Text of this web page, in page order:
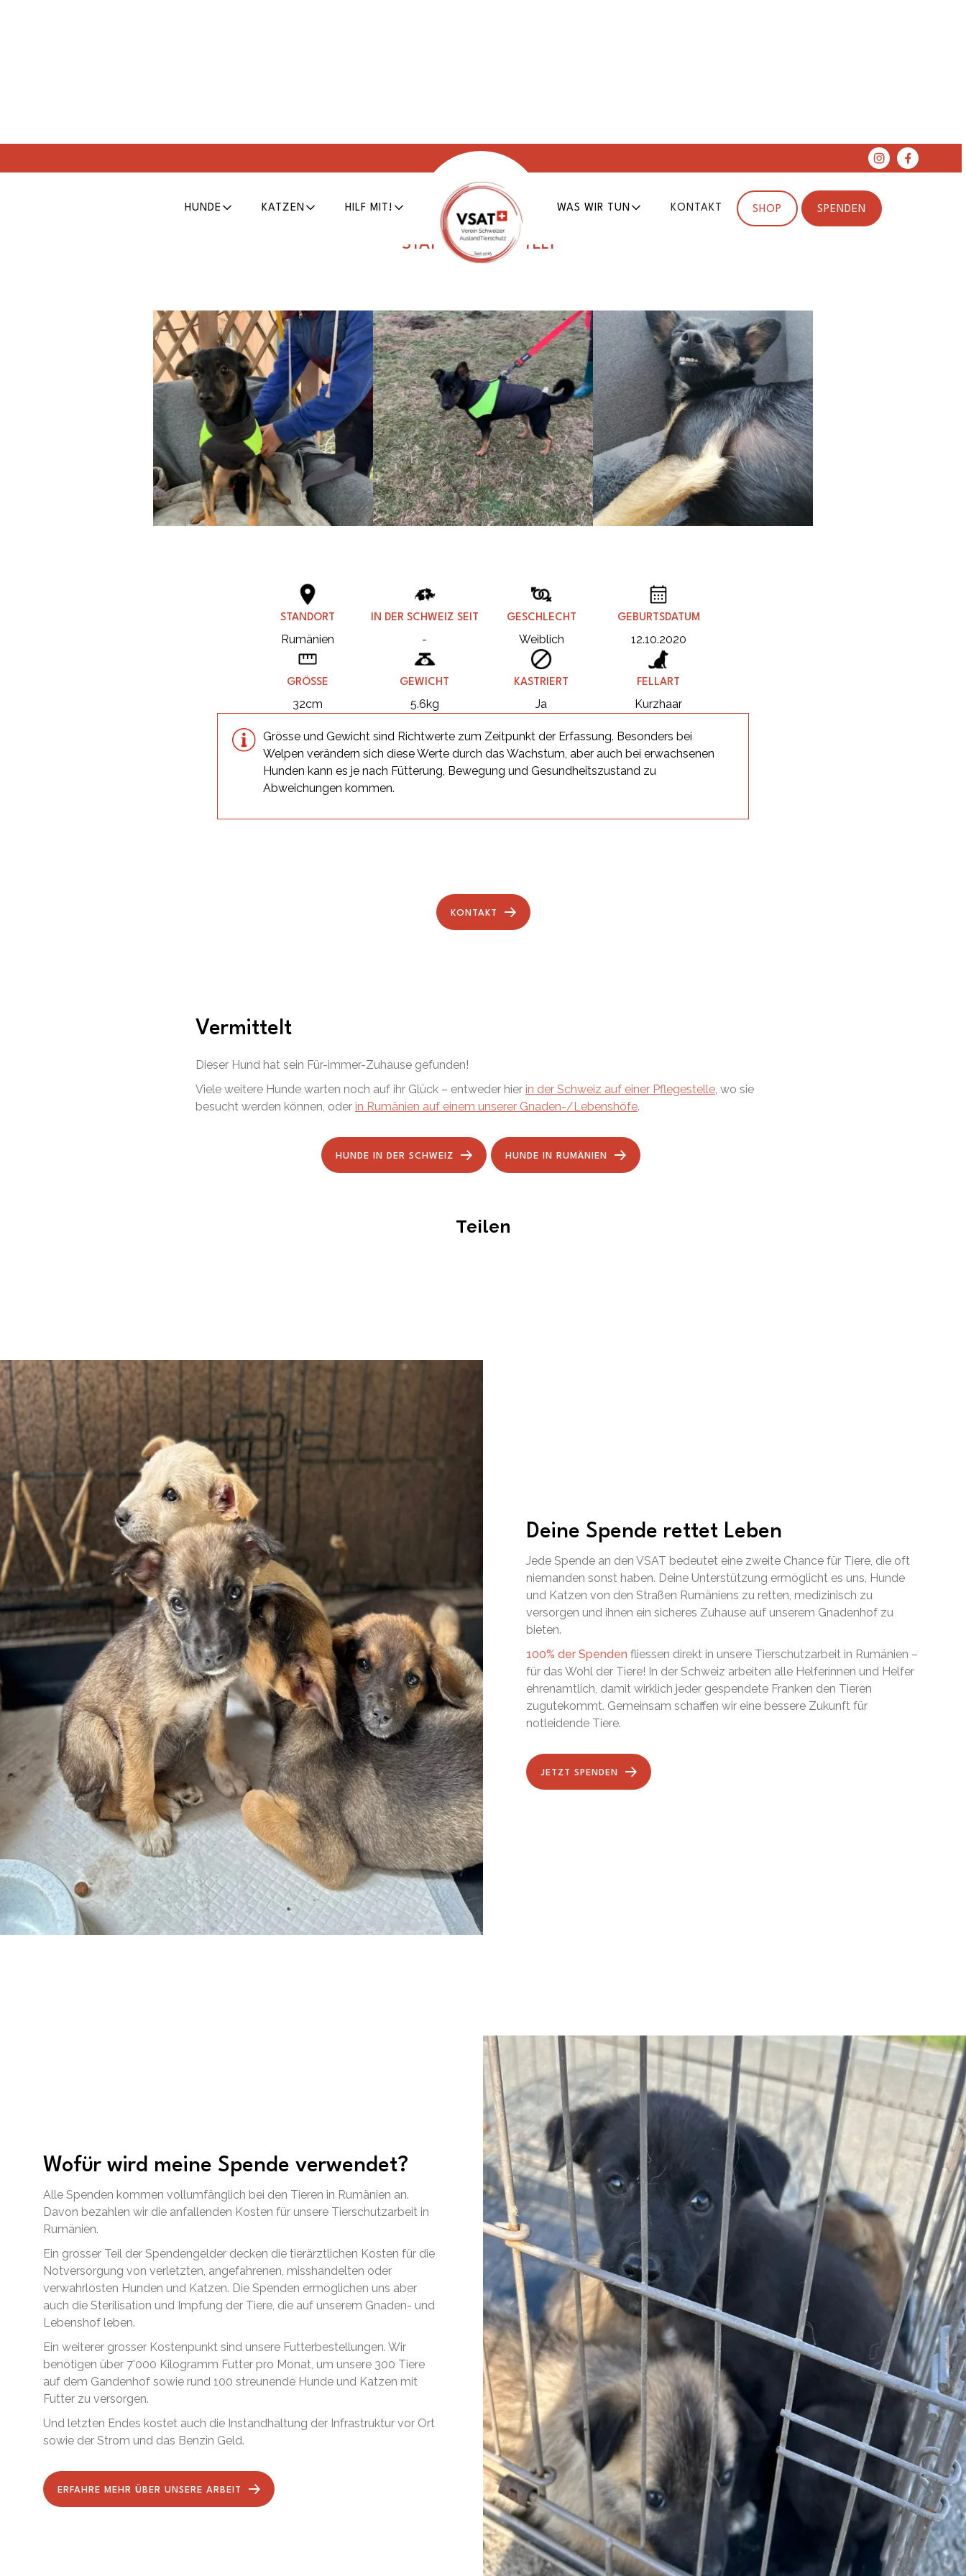
HUNDE KATZEN HILF MIT! WAS WIR TUN KONTAKT SHOP SPENDEN
Giselle
17.12.2021 Tier Nr.
STATUS: VERMITTELT
STANDORT
Rumänien
IN DER SCHWEIZ SEIT
-
GESCHLECHT
Weiblich
GEBURTSDATUM
12.10.2020
GRÖSSE
32cm
GEWICHT
5.6kg
KASTRIERT
Ja
FELLART
Kurzhaar
Grösse und Gewicht sind Richtwerte zum Zeitpunkt der Erfassung. Besonders bei
Welpen verändern sich diese Werte durch das Wachstum, aber auch bei erwachsenen
Hunden kann es je nach Fütterung, Bewegung und Gesundheitszustand zu
Abweichungen kommen.
KONTAKT
Vermittelt
Dieser Hund hat sein Für-immer-Zuhause gefunden!
Viele weitere Hunde warten noch auf ihr Glück – entweder hier in der Schweiz auf einer Pflegestelle, wo sie
besucht werden können, oder in Rumänien auf einem unserer Gnaden-/Lebenshöfe.
HUNDE IN DER SCHWEIZ HUNDE IN RUMÄNIEN
Teilen
Deine Spende rettet Leben
Jede Spende an den VSAT bedeutet eine zweite Chance für Tiere, die oft
niemanden sonst haben. Deine Unterstützung ermöglicht es uns, Hunde
und Katzen von den Straßen Rumäniens zu retten, medizinisch zu
versorgen und ihnen ein sicheres Zuhause auf unserem Gnadenhof zu
bieten.
100% der Spenden fliessen direkt in unsere Tierschutzarbeit in Rumänien –
für das Wohl der Tiere! In der Schweiz arbeiten alle Helferinnen und Helfer
ehrenamtlich, damit wirklich jeder gespendete Franken den Tieren
zugutekommt. Gemeinsam schaffen wir eine bessere Zukunft für
notleidende Tiere.
JETZT SPENDEN
Wofür wird meine Spende verwendet?
Alle Spenden kommen vollumfänglich bei den Tieren in Rumänien an.
Davon bezahlen wir die anfallenden Kosten für unsere Tierschutzarbeit in
Rumänien.
Ein grosser Teil der Spendengelder decken die tierärztlichen Kosten für die
Notversorgung von verletzten, angefahrenen, misshandelten oder
verwahrlosten Hunden und Katzen. Die Spenden ermöglichen uns aber
auch die Sterilisation und Impfung der Tiere, die auf unserem Gnaden- und
Lebenshof leben.
Ein weiterer grosser Kostenpunkt sind unsere Futterbestellungen. Wir
benötigen über 7'000 Kilogramm Futter pro Monat, um unsere 300 Tiere
auf dem Gandenhof sowie rund 100 streunende Hunde und Katzen mit
Futter zu versorgen.
Und letzten Endes kostet auch die Instandhaltung der Infrastruktur vor Ort
sowie der Strom und das Benzin Geld.
ERFAHRE MEHR ÜBER UNSERE ARBEIT